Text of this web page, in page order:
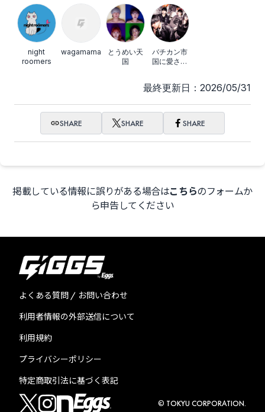
night
roomers
wagamama
とうめい天
国
バチカン市
国に愛され
最終更新日：2026/05/31
SHARE SHARE SHARE
掲載している情報に誤りがある場合はこちらのフォームか
ら申告してください
よくある質問 / お問い合わせ
利用者情報の外部送信について
利用規約
プライバシーポリシー
特定商取引法に基づく表記
© TOKYU CORPORATION.